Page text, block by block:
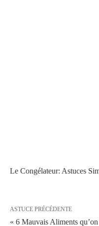
Le Congélateur: Astuces
ASTUCE PRÉCÉDENTE
« 6 Mauvais Aliments